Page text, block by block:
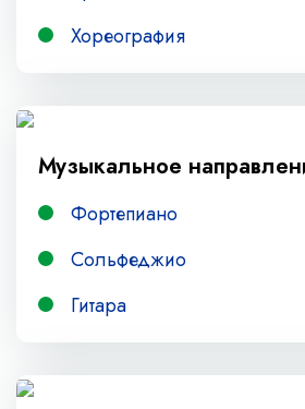
Хореография
Музыкальное
Фортепиано
Сольфеджио
Гитара